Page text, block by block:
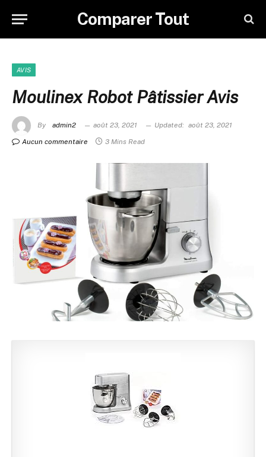
Comparer Tout
AVIS
Moulinex Robot Pâtissier Avis
By admin2 août 23, 2021 Updated: août 23, 2021
Aucun commentaire
3 Mins Read